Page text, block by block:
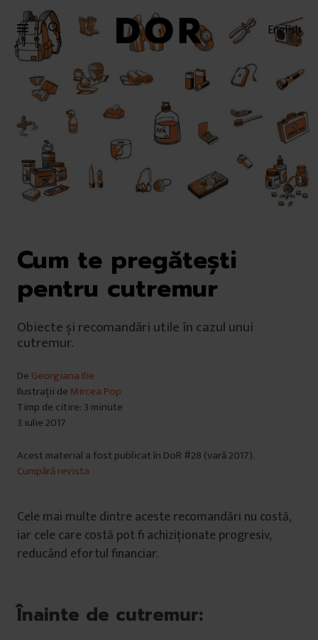
meniu
conținut
English
Cum te pregătești
pentru cutremur
Obiecte și recomandări utile în cazul unui
cutremur.
De Georgiana Ilie
Ilustrații de Mircea Pop
Timp de citire: 3 minute
3 iulie 2017
Acest material a fost publicat în DoR #28 (vară 2017).
Cumpără revista
Cele mai multe dintre aceste recomandări nu costă,
iar cele care costă pot fi achiziționate progresiv,
reducând efortul financiar.
Înainte de cutremur: